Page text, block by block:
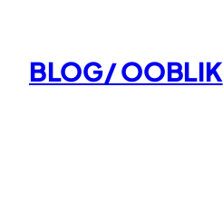
contenu
BLOG/ OOBLIK